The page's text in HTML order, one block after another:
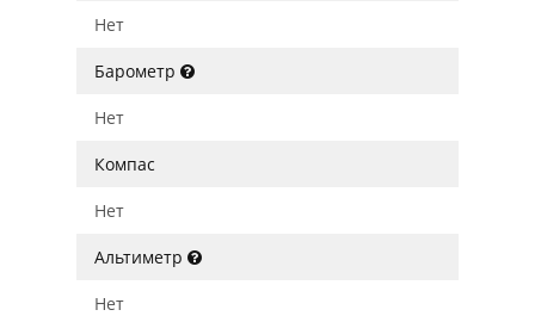
Нет
Барометр
Нет
Компас
Нет
Альтиметр
Нет